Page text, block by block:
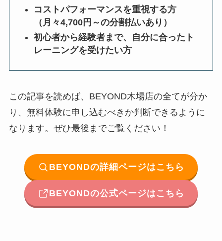
コストパフォーマンスを重視する方
（月々4,700円～の分割払いあり）
初心者から経験者まで、自分に合ったト
レーニングを受けたい方
この記事を読めば、BEYOND木場店の全てが分か
り、無料体験に申し込むべきか判断できるように
なります。ぜひ最後までご覧ください！
BEYONDの詳細ページはこちら
BEYONDの公式ページはこちら